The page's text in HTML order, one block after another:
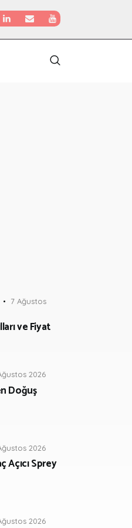
7 Ağustos
ve Fiyat
2026
Doğuş
2026
Açıcı Sprey
2026